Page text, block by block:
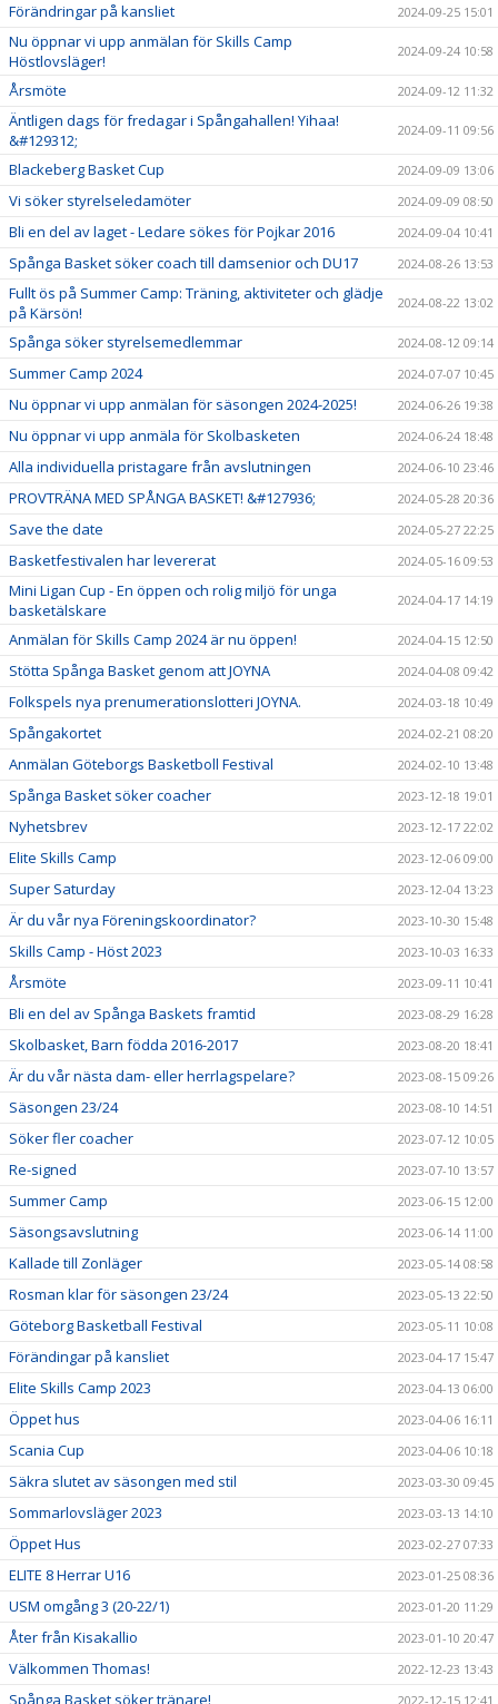
Förändringar på kansliet 2024-09-25 15:01
Nu öppnar vi upp anmälan för Skills Camp
Höstlovsläger!
2024-09-24 10:58
Årsmöte 2024-09-12 11:32
Äntligen dags för fredagar i Spångahallen! Yihaa!
&#129312;
2024-09-11 09:56
Blackeberg Basket Cup 2024-09-09 13:06
Vi söker styrelseledamöter 2024-09-09 08:50
Bli en del av laget - Ledare sökes för Pojkar 2016 2024-09-04 10:41
Spånga Basket söker coach till damsenior och DU17 2024-08-26 13:53
Fullt ös på Summer Camp: Träning, aktiviteter och glädje
på Kärsön!
2024-08-22 13:02
Spånga söker styrelsemedlemmar 2024-08-12 09:14
Summer Camp 2024 2024-07-07 10:45
Nu öppnar vi upp anmälan för säsongen 2024-2025! 2024-06-26 19:38
Nu öppnar vi upp anmäla för Skolbasketen 2024-06-24 18:48
Alla individuella pristagare från avslutningen 2024-06-10 23:46
PROVTRÄNA MED SPÅNGA BASKET! &#127936; 2024-05-28 20:36
Save the date 2024-05-27 22:25
Basketfestivalen har levererat 2024-05-16 09:53
Mini Ligan Cup - En öppen och rolig miljö för unga
basketälskare
2024-04-17 14:19
Anmälan för Skills Camp 2024 är nu öppen! 2024-04-15 12:50
Stötta Spånga Basket genom att JOYNA 2024-04-08 09:42
Folkspels nya prenumerationslotteri JOYNA. 2024-03-18 10:49
Spångakortet 2024-02-21 08:20
Anmälan Göteborgs Basketboll Festival 2024-02-10 13:48
Spånga Basket söker coacher 2023-12-18 19:01
Nyhetsbrev 2023-12-17 22:02
Elite Skills Camp 2023-12-06 09:00
Super Saturday 2023-12-04 13:23
Är du vår nya Föreningskoordinator? 2023-10-30 15:48
Skills Camp - Höst 2023 2023-10-03 16:33
Årsmöte 2023-09-11 10:41
Bli en del av Spånga Baskets framtid 2023-08-29 16:28
Skolbasket, Barn födda 2016-2017 2023-08-20 18:41
Är du vår nästa dam- eller herrlagspelare? 2023-08-15 09:26
Säsongen 23/24 2023-08-10 14:51
Söker fler coacher 2023-07-12 10:05
Re-signed 2023-07-10 13:57
Summer Camp 2023-06-15 12:00
Säsongsavslutning 2023-06-14 11:00
Kallade till Zonläger 2023-05-14 08:58
Rosman klar för säsongen 23/24 2023-05-13 22:50
Göteborg Basketball Festival 2023-05-11 10:08
Förändingar på kansliet 2023-04-17 15:47
Elite Skills Camp 2023 2023-04-13 06:00
Öppet hus 2023-04-06 16:11
Scania Cup 2023-04-06 10:18
Säkra slutet av säsongen med stil 2023-03-30 09:45
Sommarlovsläger 2023 2023-03-13 14:10
Öppet Hus 2023-02-27 07:33
ELITE 8 Herrar U16 2023-01-25 08:36
USM omgång 3 (20-22/1) 2023-01-20 11:29
Åter från Kisakallio 2023-01-10 20:47
Välkommen Thomas! 2022-12-23 13:43
Spånga Basket söker tränare! 2022-12-15 12:41